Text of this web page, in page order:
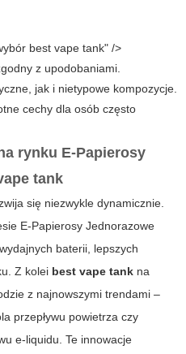
best vape tank" />
z upodobaniami.
jak i nietypowe kompozycje.
cechy dla osób często
rynku E-Papierosy
tank
się niezwykle dynamicznie.
E-Papierosy Jednorazowe
baterii, lepszych
Z kolei best vape tank na
z najnowszymi trendami –
przepływu powietrza czy
e-liquidu. Te innowacje